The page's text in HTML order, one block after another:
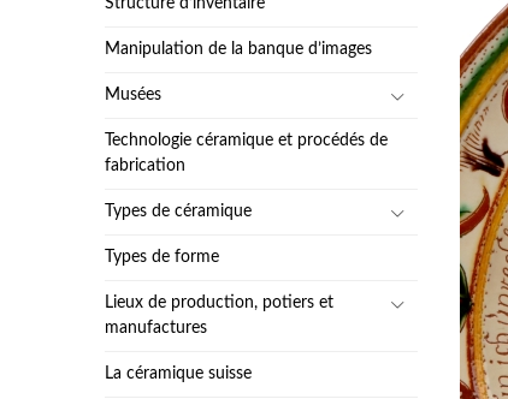
Structure d’inventaire
Manipulation de la banque d’images
Musées
Technologie céramique et procédés de
fabrication
Types de céramique
Types de forme
Lieux de production, potiers et
manufactures
La céramique suisse